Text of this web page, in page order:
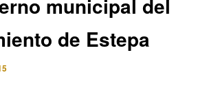
municipal del
de Estepa